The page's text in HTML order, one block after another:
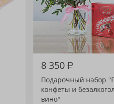
8 350₽
Подарочный набор
конфеты и
вино"